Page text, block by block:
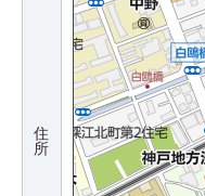
住
所